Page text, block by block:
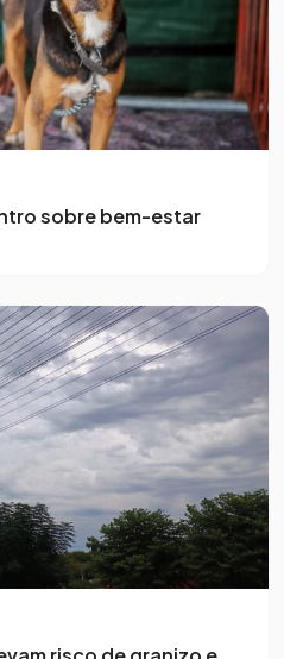
sobre bem-estar